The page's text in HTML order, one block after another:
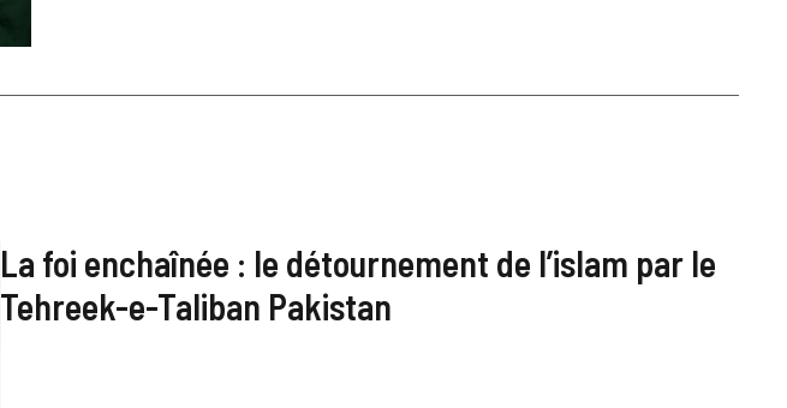
La foi enchaînée : le détournement de l’islam par le
Tehreek-e-Taliban Pakistan